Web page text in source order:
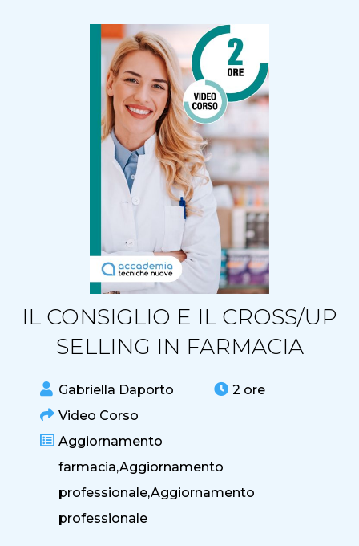
IL CONSIGLIO E IL CROSS/UP
SELLING IN FARMACIA
Gabriella Daporto
2 ore
Video Corso
Aggiornamento
farmacia,Aggiornamento
professionale,Aggiornamento
professionale